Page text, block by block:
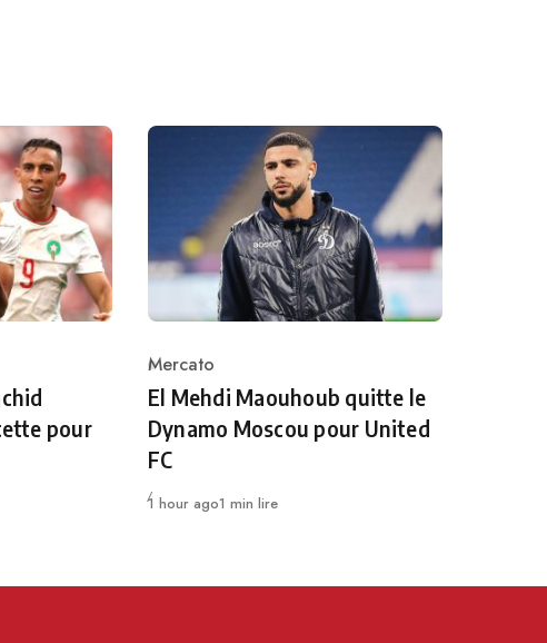
pour
Category
Mercato
El Mehdi Maouhoub quitte le
Dynamo Moscou pour United
FC
Publié
1 hour ago1 min lire